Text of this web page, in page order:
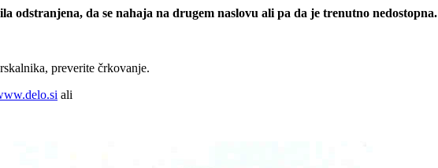
odstranjena, da se nahaja na drugem naslovu ali pa da je trenutno nedostopna.
preverite črkovanje.
ali